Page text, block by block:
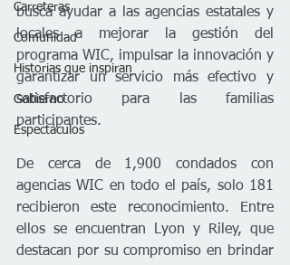
Carreteras
Comunidad
Historias que inspiran
Gobierno
Espectáculos
busca ayudar a las agencias estatales y
locales a mejorar la gestión del
programa WIC, impulsar la innovación y
garantizar un servicio más efectivo y
satisfactorio para las familias
participantes.
De cerca de 1,900 condados con
agencias WIC en todo el país, solo 181
recibieron este reconocimiento. Entre
ellos se encuentran Lyon y Riley, que
destacan por su compromiso en brindar